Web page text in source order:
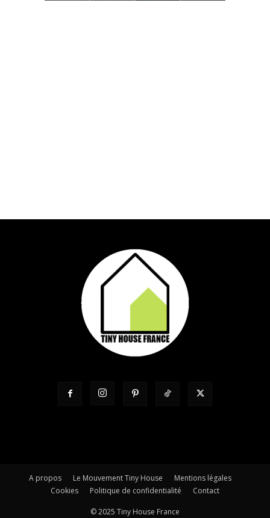
A propos Le Mouvement Tiny House
Mentions légales
Cookies
Politique de confidentialité Contact
© 2025 Tiny House France